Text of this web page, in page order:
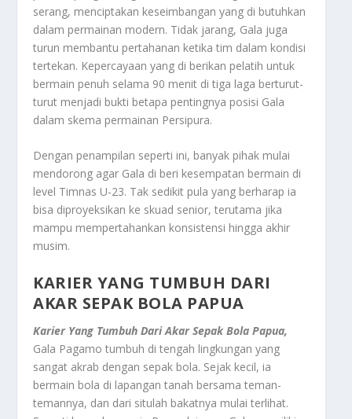
serang, menciptakan keseimbangan yang di butuhkan
dalam permainan modern. Tidak jarang, Gala juga
turun membantu pertahanan ketika tim dalam kondisi
tertekan. Kepercayaan yang di berikan pelatih untuk
bermain penuh selama 90 menit di tiga laga berturut-
turut menjadi bukti betapa pentingnya posisi Gala
dalam skema permainan Persipura.
Dengan penampilan seperti ini, banyak pihak mulai
mendorong agar Gala di beri kesempatan bermain di
level Timnas U-23. Tak sedikit pula yang berharap ia
bisa diproyeksikan ke skuad senior, terutama jika
mampu mempertahankan konsistensi hingga akhir
musim.
KARIER YANG TUMBUH DARI
AKAR SEPAK BOLA PAPUA
Karier Yang Tumbuh Dari Akar Sepak Bola Papua,
Gala Pagamo tumbuh di tengah lingkungan yang
sangat akrab dengan sepak bola. Sejak kecil, ia
bermain bola di lapangan tanah bersama teman-
temannya, dan dari situlah bakatnya mulai terlihat.